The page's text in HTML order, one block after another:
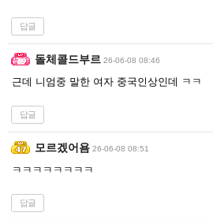
답글
돌체콜드부르 26-06-08 08:46
근데 니엄중 말한 여자 중국인상인데 ㅋㅋ
답글
모르겠어욤 26-06-08 08:51
ㅋㅋㅋㅋㅋㅋㅋㅋ
답글